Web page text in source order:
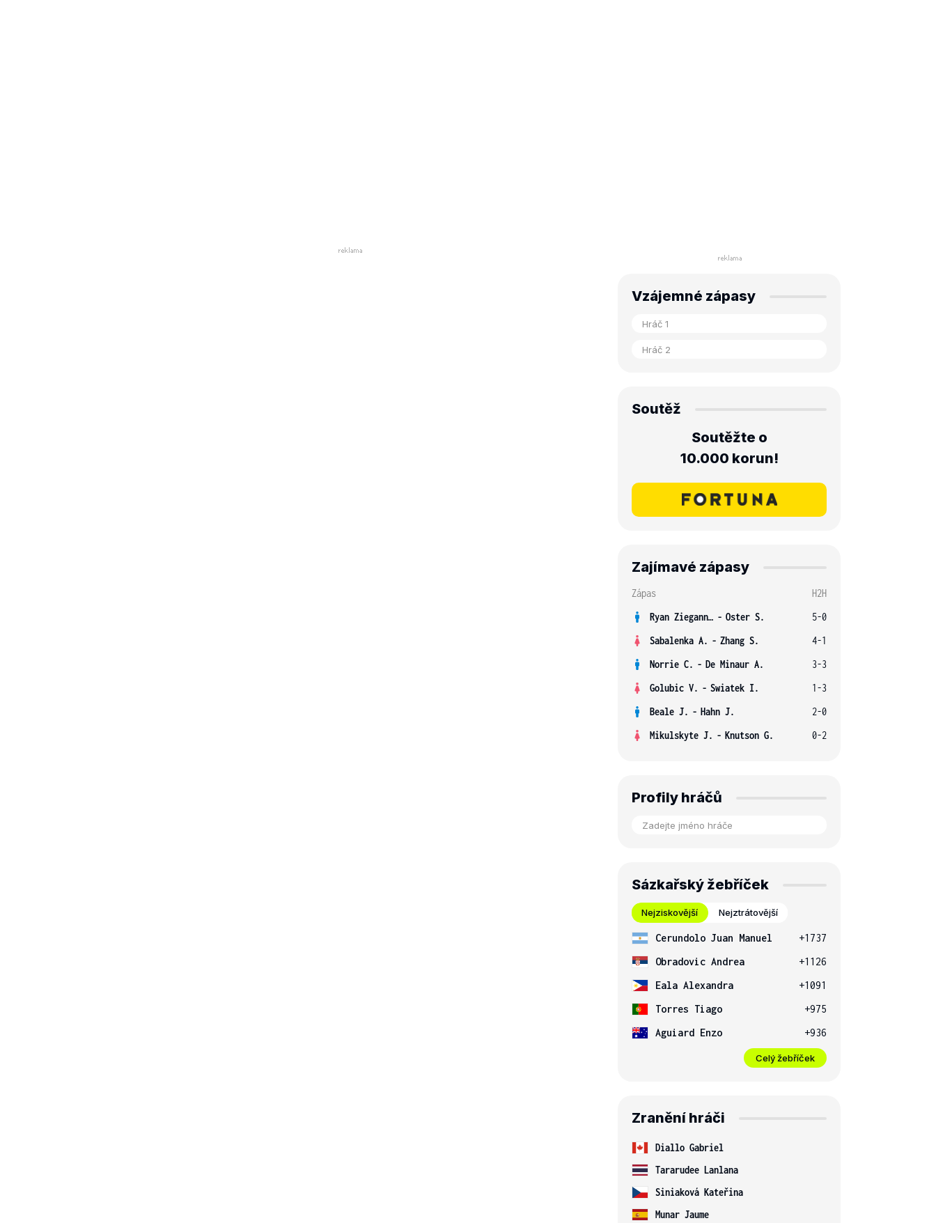
Vzájemné zápasy
Soutěž
Soutěžte o
10.000 korun!
Zajímavé zápasy
Zápas
H2H
Ryan Ziegann S. - Oster S.
5-0
Sabalenka A. - Zhang S.
4-1
Norrie C. - De Minaur A.
3-3
Golubic V. - Swiatek I.
1-3
Beale J. - Hahn J.
2-0
Mikulskyte J. - Knutson G. 0-2
Profily hráčů
Sázkařský žebříček
Nejziskovější Nejztrátovější
Cerundolo Juan Manuel
+1737
Obradovic Andrea
+1126
Eala Alexandra
+1091
Torres Tiago
+975
Aguiard Enzo
+936
Celý žebříček
Zranění hráči
Diallo Gabriel
Tararudee Lanlana
Siniaková Kateřina
Munar Jaume